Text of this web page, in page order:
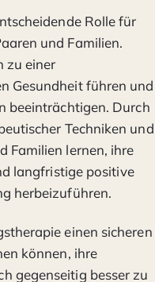
Rolle für
und Familien.
zu einer
Gesundheit führen und
beeinträchtigen. Durch
Techniken und
Familien lernen, ihre
langfristige positive
herbeizuführen.
einen sicheren
können, ihre
gegenseitig besser zu